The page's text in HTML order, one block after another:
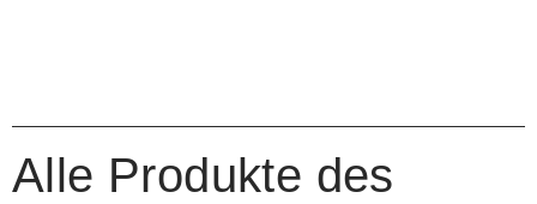
Alle Produkte des